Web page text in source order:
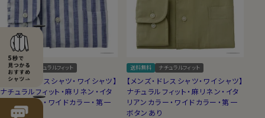
送料無料 ナチュラルフィット
【メンズ・ドレスシャツ・ワイシャツ】
ナチュラルフィット・麻リネン・イタ
リアンカラー・ワイドカラー・第一
ボタンあり
送料無料 ナチュラルフィット
【メンズ・ドレスシャツ・ワイシャツ】
ナチュラルフィット・麻リネン・イタ
リアンカラー・ワイドカラー・第一
ボタンあり